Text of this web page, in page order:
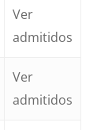
Ver
admitidos
Ver
admitidos